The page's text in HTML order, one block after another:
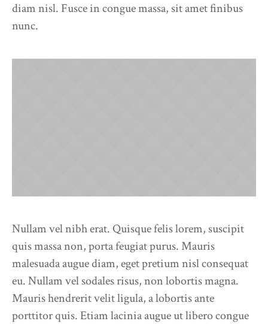
diam nisl. Fusce in congue massa, sit amet finibus
nunc.
Nullam vel nibh erat. Quisque felis lorem, suscipit
quis massa non, porta feugiat purus. Mauris
malesuada augue diam, eget pretium nisl consequat
eu. Nullam vel sodales risus, non lobortis magna.
Mauris hendrerit velit ligula, a lobortis ante
porttitor quis. Etiam lacinia augue ut libero congue